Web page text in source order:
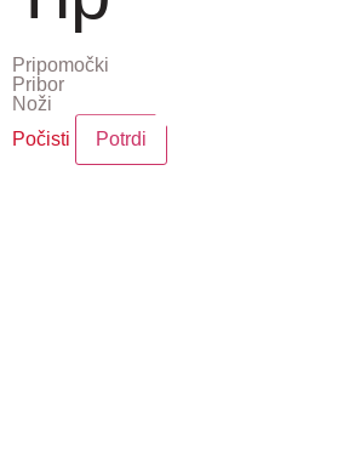
Pripomočki
Pribor
Noži
Počisti
Potrdi